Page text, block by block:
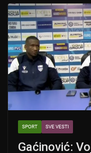
A
p
p
b
o
o
k
SPORT SVE VESTI
Gaćinović: